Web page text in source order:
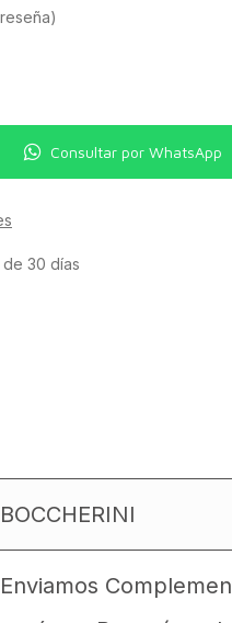
Consultar por WhatsApp
30 días
BOCCHERINI
Enviamos